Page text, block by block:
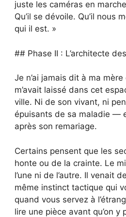
juste les caméras en
Qu’il se dévoile. Qu’il nous
qui il est. »
## Phase II : L’architecte
Je n’ai jamais dit à ma
m’avait laissé dans cet
ville. Ni de son vivant, ni
épuisants de sa maladie —
après son remariage.
Certains pensent que les
honte ou de la crainte. Le
l’une ni de l’autre. Il venait
même instinct tactique qui
quand vous servez à
lire une pièce avant qu’on y